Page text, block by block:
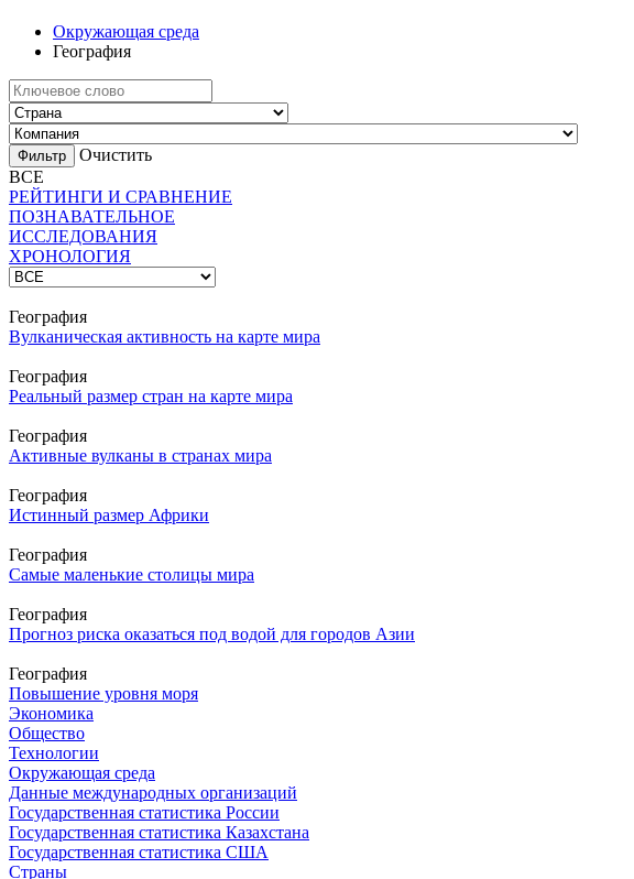
Окружающая среда
География
Очистить
ВСЕ
РЕЙТИНГИ И СРАВНЕНИЕ
ПОЗНАВАТЕЛЬНОЕ
ИССЛЕДОВАНИЯ
ХРОНОЛОГИЯ
География
Вулканическая активность на карте мира
География
Реальный размер стран на карте мира
География
Активные вулканы в странах мира
География
Истинный размер Африки
География
Самые маленькие столицы мира
География
Прогноз риска оказаться под водой для городов Азии
География
Повышение уровня моря
Экономика
Общество
Технологии
Окружающая среда
Данные международных организаций
Государственная статистика России
Государственная статистика Казахстана
Государственная статистика США
Страны